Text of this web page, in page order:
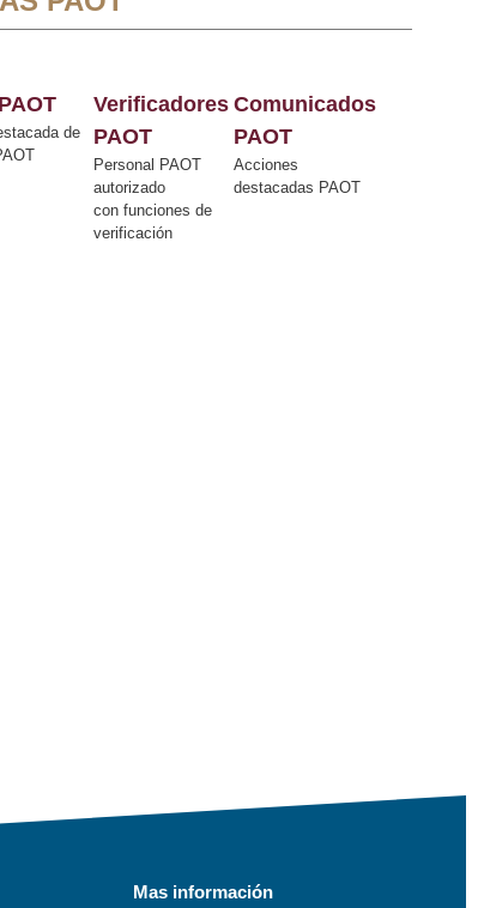
de
Verificadores
PAOT
Personal PAOT
autorizado
con funciones de
verificación
Comunicados
PAOT
Acciones
destacadas PAOT
Mas información